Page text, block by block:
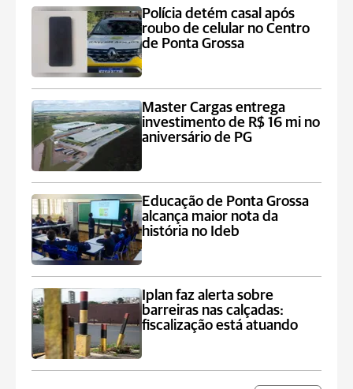
Polícia detém casal após
roubo de celular no Centro
de Ponta Grossa
Master Cargas entrega
investimento de R$ 16 mi no
aniversário de PG
Educação de Ponta Grossa
alcança maior nota da
história no Ideb
Iplan faz alerta sobre
barreiras nas calçadas:
fiscalização está atuando